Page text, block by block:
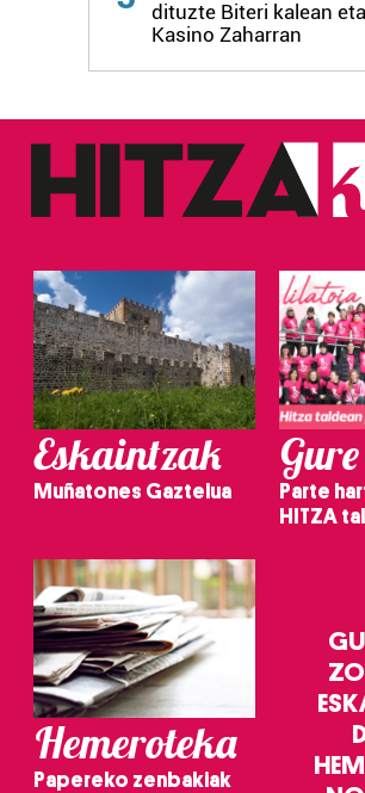
fitxategiak erabiltzen ditu. Zure
zerbitzuak hobetzeko asmoz, cookie
baliatzen gara. Ohar hau onartuz gero,
dituzte Biteri kalean eta
Kasino Zaharran
Eskaintzak
Muñatones Gaztelua
Parte
HITZA
Hemeroteka
Papereko zenbakiak